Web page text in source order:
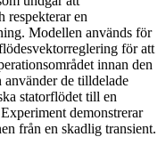
respekterar en
Modellen används för
för att
innan den
de tilldelade
statorflödet till en
demonstrerar
från en skadlig transient.